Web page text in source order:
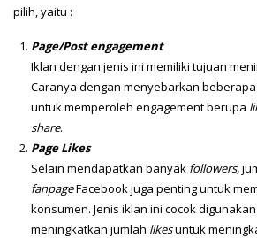
pilih, yaitu :
Page/Post engagement
Iklan dengan jenis ini memiliki tujuan
Caranya dengan menyebarkan
untuk memperoleh engagement berupa
share.
Page Likes
Selain mendapatkan banyak followers,
fanpageFacebook juga penting untuk
konsumen. Jenis iklan ini cocok
meningkatkan jumlah likesuntuk